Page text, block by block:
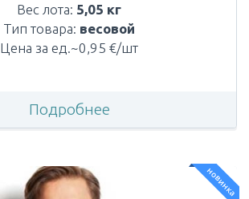
Вес лота: 5,05 кг
Тип товара: весовой
Цена за ед.~0,95 €/шт
Подробнее
новинка